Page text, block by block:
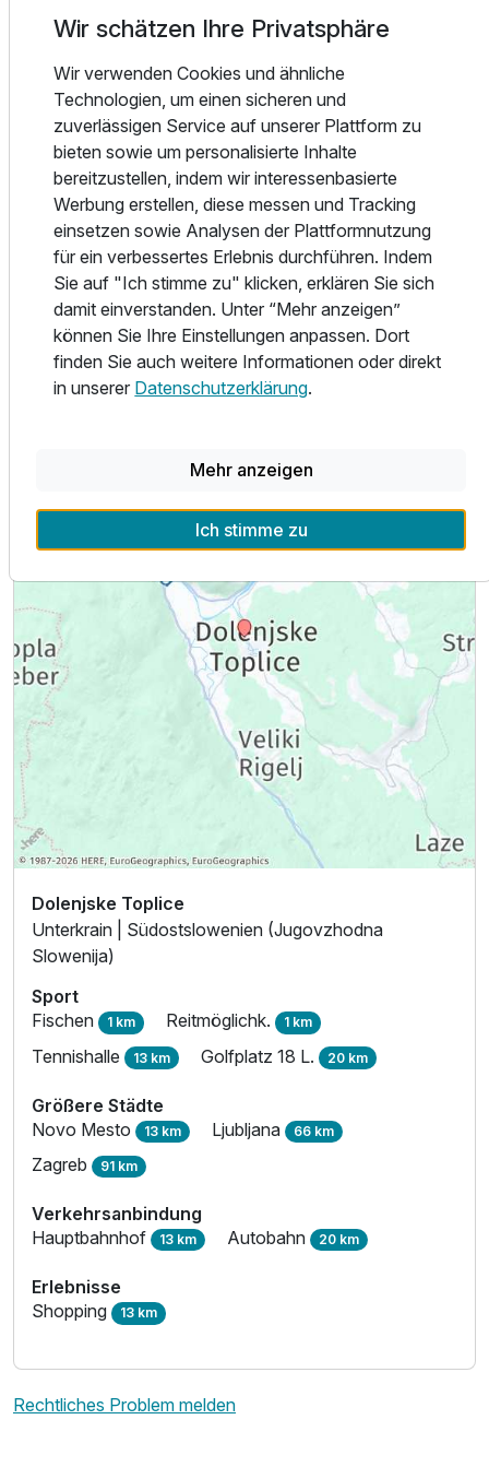
Vital und Vitarium Spa&Beauty mitbenutzt werden können!
Des Weiteren bietet das 9.200 m² große Wellnesszentrum
Balnea ein umfassendes Angebot an Wellness-, sowie
Gesichts- und Körperanwendungen.
Alle Infos zum Hotel Kristal - Terme Krka
Lage & Umgebung
Dolenjske Toplice
Unterkrain | Südostslowenien (Jugovzhodna
Slowenija)
Sport
Fischen 1 km Reitmöglichk. 1 km
Tennishalle 13 km Golfplatz 18 L. 20 km
Größere Städte
Novo Mesto 13 km Ljubljana 66 km
Zagreb 91 km
Verkehrsanbindung
Hauptbahnhof 13 km Autobahn 20 km
Erlebnisse
Shopping 13 km
Rechtliches Problem melden
Wir schätzen Ihre Privatsphäre
Wir verwenden Cookies und ähnliche
Technologien, um einen sicheren und
zuverlässigen Service auf unserer Plattform zu
bieten sowie um personalisierte Inhalte
bereitzustellen, indem wir interessenbasierte
Werbung erstellen, diese messen und Tracking
einsetzen sowie Analysen der Plattformnutzung
für ein verbessertes Erlebnis durchführen. Indem
Sie auf "Ich stimme zu" klicken, erklären Sie sich
damit einverstanden. Unter “Mehr anzeigen”
können Sie Ihre Einstellungen anpassen. Dort
finden Sie auch weitere Informationen oder direkt
in unserer Datenschutzerklärung.
Mehr anzeigen
Ich stimme zu